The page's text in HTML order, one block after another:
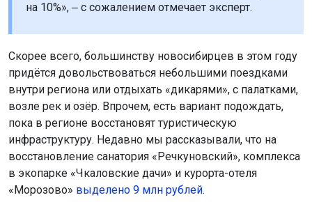
на 10%», ‒ с сожалением отмечает эксперт.
Скорее всего, большинству новосибирцев в этом году
придётся довольствоваться небольшими поездками
внутри региона или отдыхать «дикарями», с палатками,
возле рек и озёр. Впрочем, есть вариант подождать,
пока в регионе восстановят туристическую
инфраструктуру. Недавно мы рассказывали, что на
восстановление санатория «Речкуновский», комплекса
в экопарке «Чкаловские дачи» и курорта-отеля
«Морозово» выделено 9 млн рублей.